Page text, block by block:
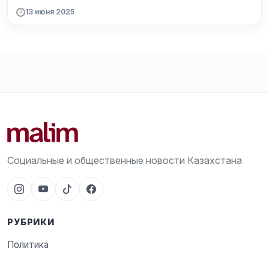
13 июня 2025
Социальные и общественные новости Казахстана
РУБРИКИ
Политика